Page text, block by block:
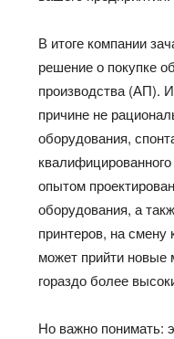
В итоге компании
решение о покупке
производства (АП).
причине не
оборудования,
опытом
оборудования, а
принтеров, на смену
может прийти новые
гораздо более
Но важно понимать: